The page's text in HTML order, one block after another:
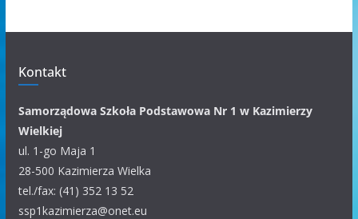
m
k
a
t
e
g
o
r
Kontakt
Samorządowa Szkoła Podstawowa Nr 1 w Kazimierzy
Wielkiej
ul. 1-go Maja 1
28-500 Kazimierza Wielka
tel./fax: (41) 352 13 52
ssp1kazimierza@onet.eu